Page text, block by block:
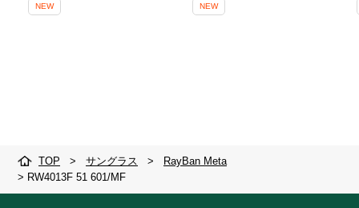
NEW NEW
TOP > サングラス >
RayBan Meta
> RW4013F 51 601/MF